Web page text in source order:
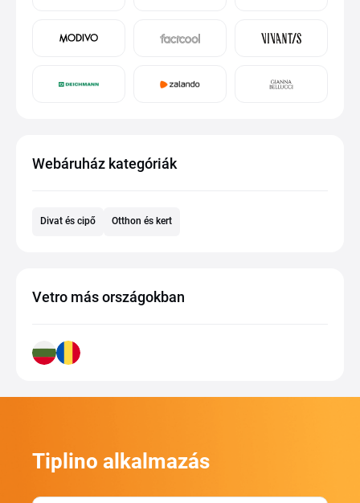
Webáruház kategóriák
Divat és cipő Otthon és kert
Vetro más országokban
Tiplino alkalmazás